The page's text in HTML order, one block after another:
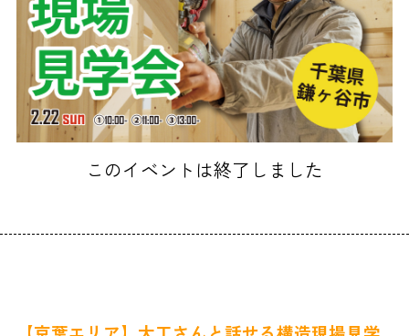
このイベントは終了しました